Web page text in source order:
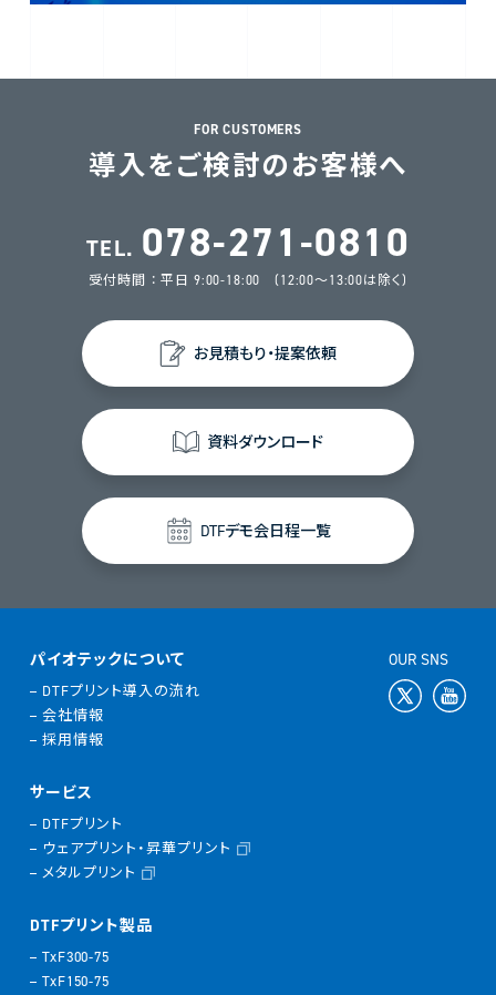
FOR CUSTOMERS
導入をご検討のお客様へ
TEL. 078-271-0810
受付時間 ： 平日 9:00-18:00 (12:00～13:00は除く)
お見積もり・提案依頼
資料ダウンロード
DTFデモ会日程一覧
パイオテックについて
DTFプリント導入の流れ
会社情報
採用情報
サービス
DTFプリント
ウェアプリント・昇華プリント
メタルプリント
DTFプリント製品
TxF300-75
TxF150-75
OUR SNS